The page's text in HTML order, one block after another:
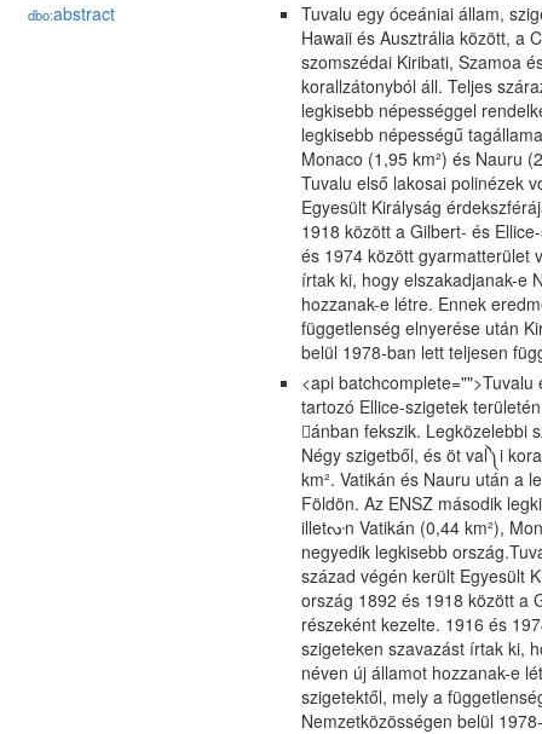
dbo:abstract
Tuvalu egy óceániai állam,
Hawaii és Ausztrália között, a
szomszédai Kiribati, Szamoa
korallzátonyból áll. Teljes
legkisebb népességgel
legkisebb népességű
Monaco (1,95 km²) és Nauru
Tuvalu első lakosai polinézek
Egyesült Királyság
1918 között a Gilbert- és
és 1974 között gyarmatterület
írtak ki, hogy elszakadjanak-e
hozzanak-e létre. Ennek
függetlenség elnyerése után
belül 1978-ban lett teljesen
<api
tartozó Ellice-szigetek
ánban fekszik. Legközelebbi
Négy szigetből, és öt val༽i
km². Vatikán és Nauru után a
Földön. Az ENSZ második
illetᔞn Vatikán (0,44 km²),
negyedik legkisebb
század végén került Egyesült
ország 1892 és 1918 között a
részeként kezelte. 1916 és
szigeteken szavazást írtak ki,
néven új államot hozzanak-e
szigetektől, mely a
Nemzetközösségen belül